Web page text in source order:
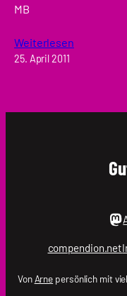
MB
Weiterlesen
25. April 2011
compendion.net
VonArne persönlich mit